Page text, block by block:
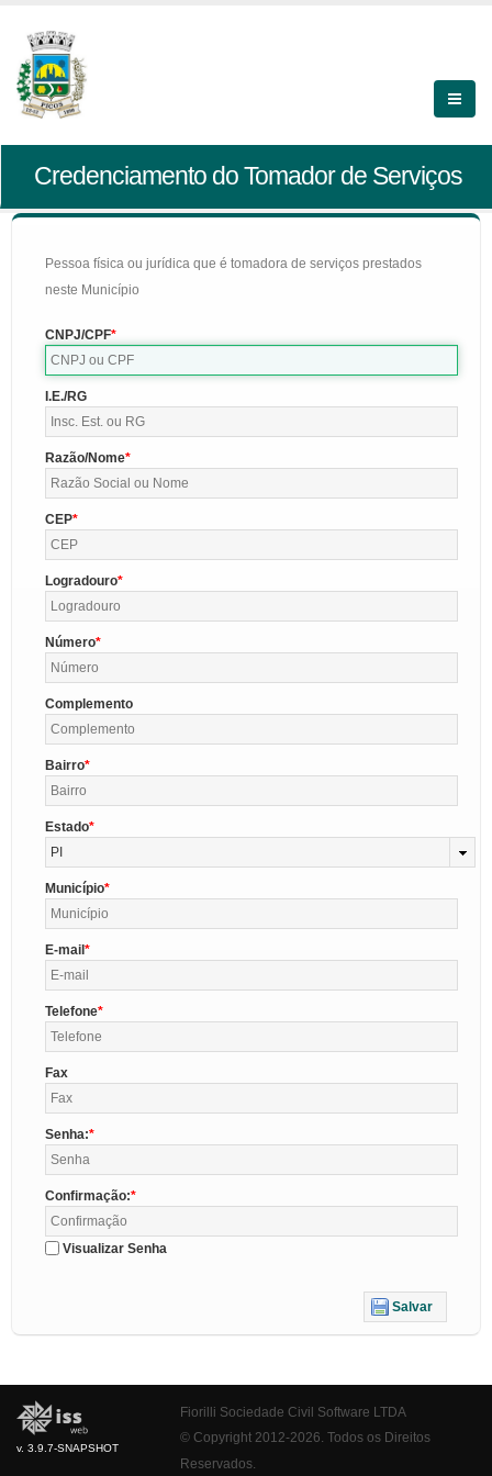
Credenciamento do Tomador de Serviços
Pessoa física ou jurídica que é tomadora de serviços prestados
neste Município
CNPJ/CPF
I.E./RG
Razão/Nome
CEP
Logradouro
Número
Complemento
Bairro
Estado
PI
Município
E-mail
Telefone
Fax
Senha:
Confirmação:
Visualizar Senha
Salvar
v. 3.9.7-SNAPSHOT
Fiorilli Sociedade Civil Software LTDA
© Copyright 2012-2026. Todos os Direitos
Reservados.